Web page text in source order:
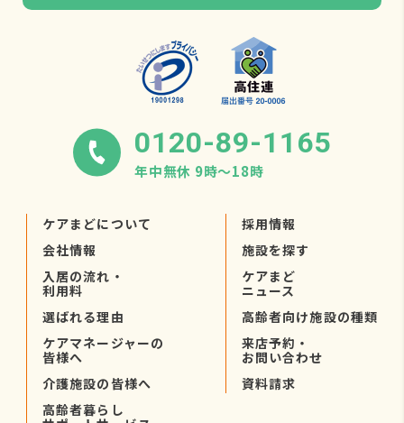
0120-89-1165
年中無休 9時〜18時
ケアまどについて
会社情報
入居の流れ・
利用料
選ばれる理由
ケアマネージャーの
皆様へ
介護施設の皆様へ
高齢者暮らし
採用情報
施設を探す
ケアまど
ニュース
高齢者向け施設の種類
来店予約・
お問い合わせ
資料請求